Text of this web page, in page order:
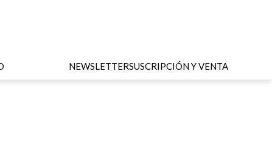
NEWSLETTERSUSCRIPCIÓN Y VENTA